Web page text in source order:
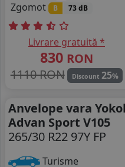
Zgomot B 73 dB
Livrare gratuită *
830 RON
1110 RON
Discount 25%
Anvelope vara
Advan Sport V105
265/30 R22 97Y FP
Turisme